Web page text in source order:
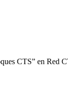
CTS” en Red